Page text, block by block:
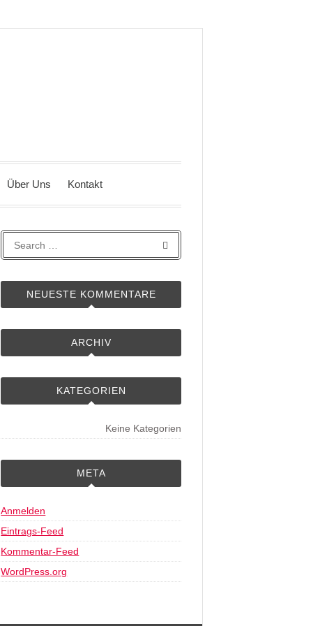
Über Uns Kontakt
NEUESTE KOMMENTARE
ARCHIV
KATEGORIEN
Keine Kategorien
META
Anmelden
Eintrags-Feed
Kommentar-Feed
WordPress.org